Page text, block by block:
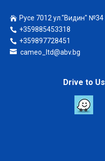
Русе 7012 ул."Видин" №34
+359885453318
+359897728451
cameo_ltd@abv.bg
Drive to Us